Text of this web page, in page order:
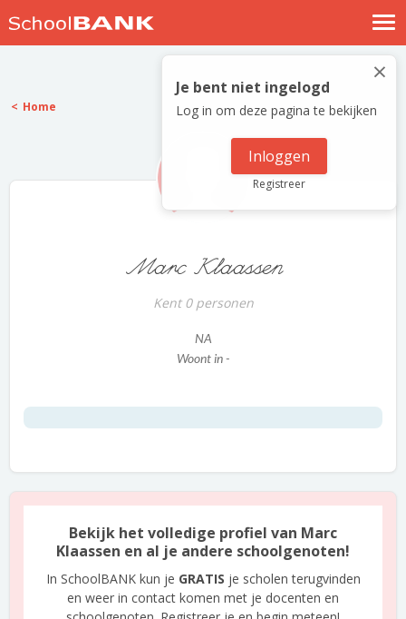
Nostalgische verhalen
Log in
Meld je gratis aan
×
Je bent niet ingelogd
Log in om deze pagina te bekijken
Inloggen
Registreer
Home
Marc Klaassen
Kent 0 personen
NA
Woont in -
Bekijk het volledige profiel van Marc
Klaassen en al je andere schoolgenoten!
In SchoolBANK kun je GRATIS je scholen terugvinden
en weer in contact komen met je docenten en